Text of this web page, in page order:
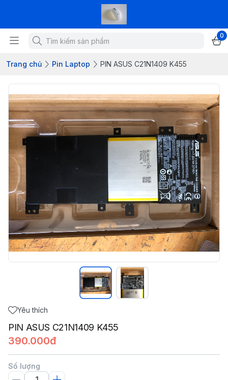
0
Trang chủ Pin Laptop PIN ASUS C21N1409 K455
Yêu thích
PIN ASUS C21N1409 K455
390.000đ
Số lượng